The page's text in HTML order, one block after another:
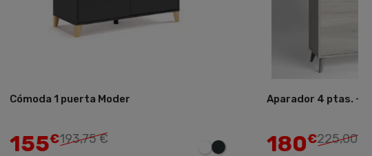
Cómoda 1 puerta Moder
155€193,75 €
Aparador 4 ptas. + 1
180€225,00 €